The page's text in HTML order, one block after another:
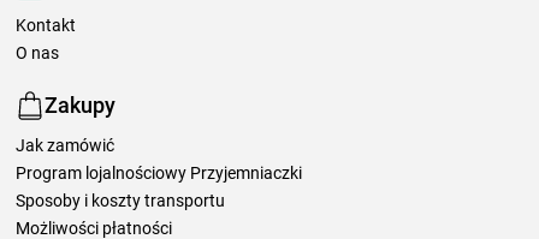
Kontakt
O nas
Zakupy
Jak zamówić
Program lojalnościowy Przyjemniaczki
Sposoby i koszty transportu
Możliwości płatności